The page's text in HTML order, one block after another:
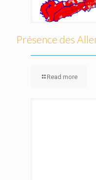
Présence des
Read more